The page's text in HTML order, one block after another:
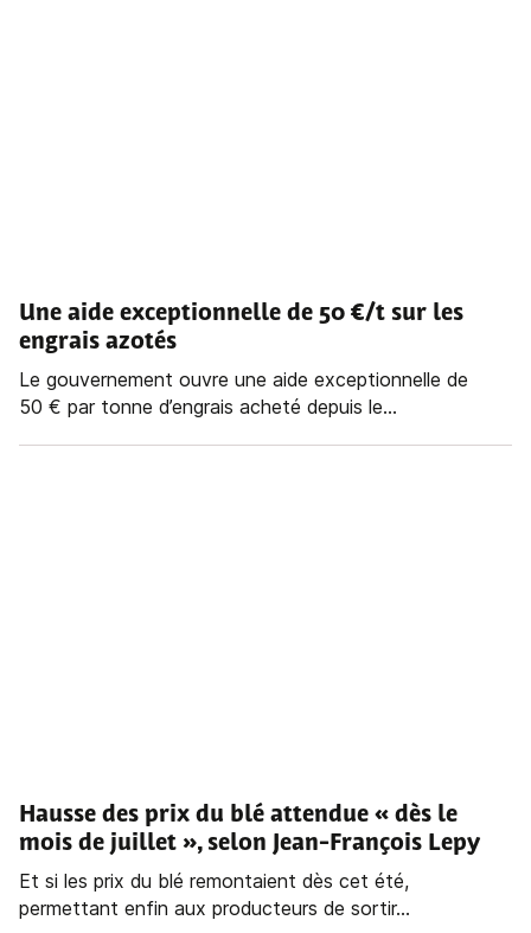
Une aide exceptionnelle de 50 €/t sur les
engrais azotés
Le gouvernement ouvre une aide exceptionnelle de
50 € par tonne d’engrais acheté depuis le...
Hausse des prix du blé attendue « dès le
mois de juillet », selon Jean-François Lepy
Et si les prix du blé remontaient dès cet été,
permettant enfin aux producteurs de sortir...